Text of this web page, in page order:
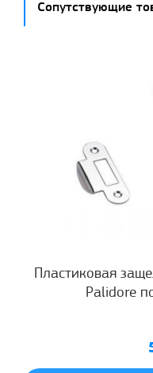
Сопутствующие
Пластиковая
Palidore